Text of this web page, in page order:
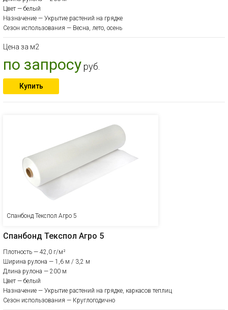
Цвет — белый
Назначение — Укрытие растений на грядке
Сезон использования — Весна, лето, осень
Цена за м2
по запросуруб.
Купить
Спанбонд Текспол Агро 5
Спанбонд Текспол Агро 5
Плотность — 42,0 г/м²
Ширина рулона — 1,6 м / 3,2 м
Длина рулона — 200 м
Цвет — белый
Назначение — Укрытие растений на грядке, каркасов теплиц
Сезон использования — Круглогодично